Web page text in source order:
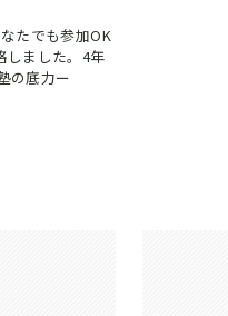
たでも参加OK
しました。4年
の底力ー